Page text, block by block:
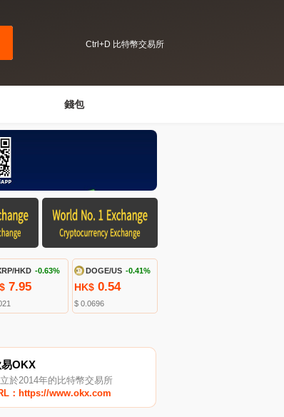
Ctrl+D 比特幣交易所
錢包
HKD -0.63%
7.95
DOGE/US -0.41%
HK$ 0.54
$ 0.0696
OKX
於2014年的比特幣交易所
：https://www.okx.com